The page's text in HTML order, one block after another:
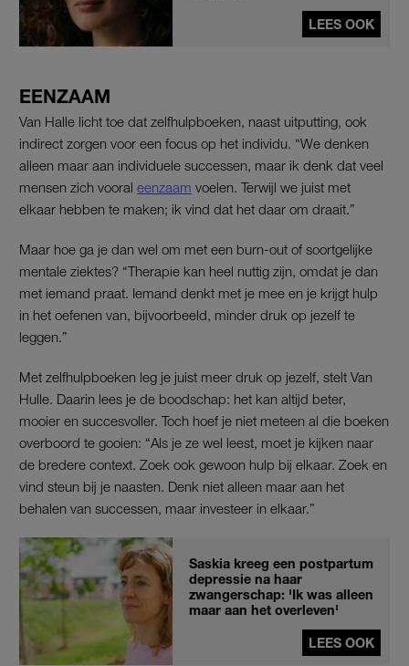
LEES OOK
EENZAAM
Van Halle licht toe dat zelfhulpboeken, naast uitputting, ook
indirect zorgen voor een focus op het individu. “We denken
alleen maar aan individuele successen, maar ik denk dat veel
mensen zich vooral eenzaam voelen. Terwijl we juist met
elkaar hebben te maken; ik vind dat het daar om draait.”
Maar hoe ga je dan wel om met een burn-out of soortgelijke
mentale ziektes? “Therapie kan heel nuttig zijn, omdat je dan
met iemand praat. Iemand denkt met je mee en je krijgt hulp
in het oefenen van, bijvoorbeeld, minder druk op jezelf te
leggen.”
Met zelfhulpboeken leg je juist meer druk op jezelf, stelt Van
Hulle. Daarin lees je de boodschap: het kan altijd beter,
mooier en succesvoller. Toch hoef je niet meteen al die boeken
overboord te gooien: “Als je ze wel leest, moet je kijken naar
de bredere context. Zoek ook gewoon hulp bij elkaar. Zoek en
vind steun bij je naasten. Denk niet alleen maar aan het
behalen van successen, maar investeer in elkaar.”
Saskia kreeg een postpartum
depressie na haar
zwangerschap: 'Ik was alleen
maar aan het overleven'
LEES OOK